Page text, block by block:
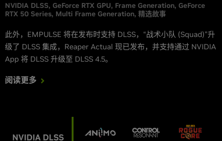
NVIDIA DLSS GeForce RTX GPU Frame Generation GeForce
RTX 50 Series Multi Frame Generation 精选故事
此外，EMPULSE 将在发布时支持 DLSS，“战术小队 (Squad)”升
级了 DLSS 集成，Reaper Actual 现已发布，并支持通过 NVIDIA
App 将 DLSS 升级至 DLSS 4.5。
阅读更多